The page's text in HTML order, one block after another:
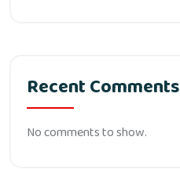
Recent Comments
No comments to show.